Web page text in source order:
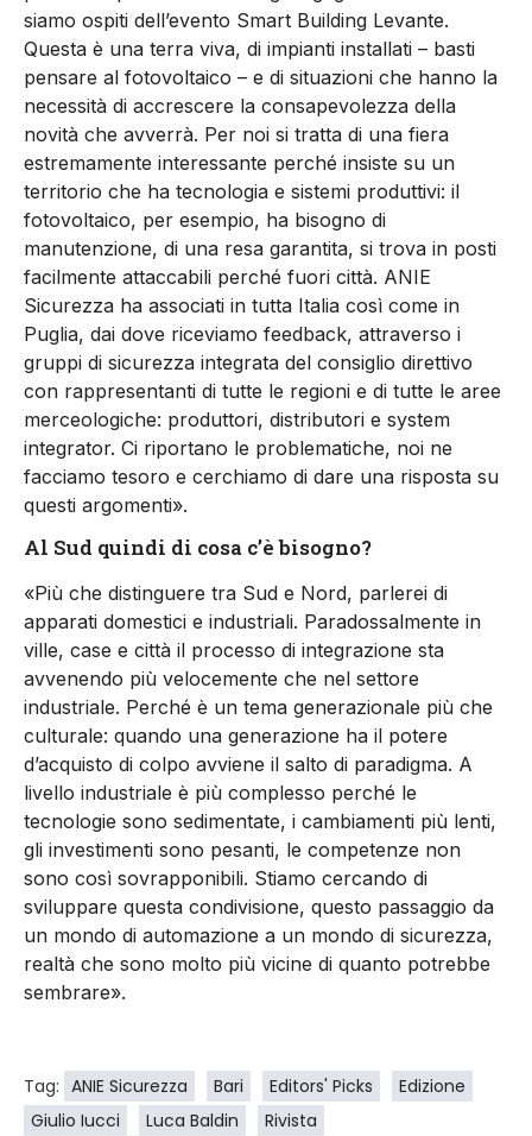
siamo ospiti dell’evento Smart Building Levante.
Questa è una terra viva, di impianti installati – basti
pensare al fotovoltaico – e di situazioni che hanno la
necessità di accrescere la consapevolezza della
novità che avverrà. Per noi si tratta di una fiera
estremamente interessante perché insiste su un
territorio che ha tecnologia e sistemi produttivi: il
fotovoltaico, per esempio, ha bisogno di
manutenzione, di una resa garantita, si trova in posti
facilmente attaccabili perché fuori città. ANIE
Sicurezza ha associati in tutta Italia così come in
Puglia, dai dove riceviamo feedback, attraverso i
gruppi di sicurezza integrata del consiglio direttivo
con rappresentanti di tutte le regioni e di tutte le aree
merceologiche: produttori, distributori e system
integrator. Ci riportano le problematiche, noi ne
facciamo tesoro e cerchiamo di dare una risposta su
questi argomenti».
Al Sud quindi di cosa c’è bisogno?
«Più che distinguere tra Sud e Nord, parlerei di
apparati domestici e industriali. Paradossalmente in
ville, case e città il processo di integrazione sta
avvenendo più velocemente che nel settore
industriale. Perché è un tema generazionale più che
culturale: quando una generazione ha il potere
d’acquisto di colpo avviene il salto di paradigma. A
livello industriale è più complesso perché le
tecnologie sono sedimentate, i cambiamenti più lenti,
gli investimenti sono pesanti, le competenze non
sono così sovrapponibili. Stiamo cercando di
sviluppare questa condivisione, questo passaggio da
un mondo di automazione a un mondo di sicurezza,
realtà che sono molto più vicine di quanto potrebbe
sembrare».
Tag: ANIE Sicurezza Bari Editors' Picks
Edizione
Giulio Iucci
Luca Baldin
Rivista